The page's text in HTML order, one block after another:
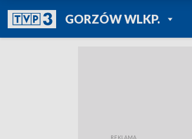
GORZÓW WLKP.POWRÓT DO
TVP REGIONY